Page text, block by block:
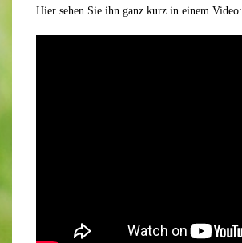
Hier sehen Sie ihn ganz kurz in einem Video: